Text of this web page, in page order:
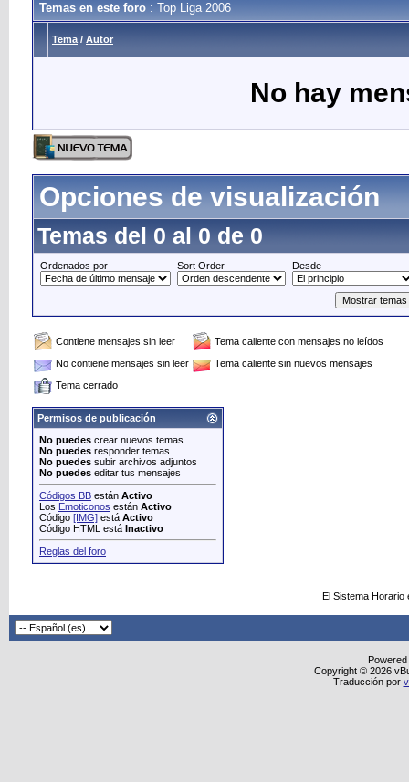
Temas en este foro : Top Liga 2006
Tema / Autor
No hay
Opciones de visualización
Temas del 0 al 0 de 0
Ordenados por Sort Order Desde
Contiene mensajes sin leer
Tema caliente con mensajes no leídos
No contiene mensajes sin leer
Tema caliente sin nuevos mensajes
Tema cerrado
Permisos de publicación
No puedes crear nuevos temas
No puedes responder temas
No puedes subir archivos adjuntos
No puedes editar tus mensajes
Códigos BB están Activo
Los Emoticonos están Activo
Código [IMG] está Activo
Código HTML está Inactivo
Reglas del foro
El Sistema
Copyright © 2026
Traducción por